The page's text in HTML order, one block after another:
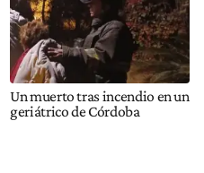
Un muerto tras incendio en un
geriátrico de Córdoba